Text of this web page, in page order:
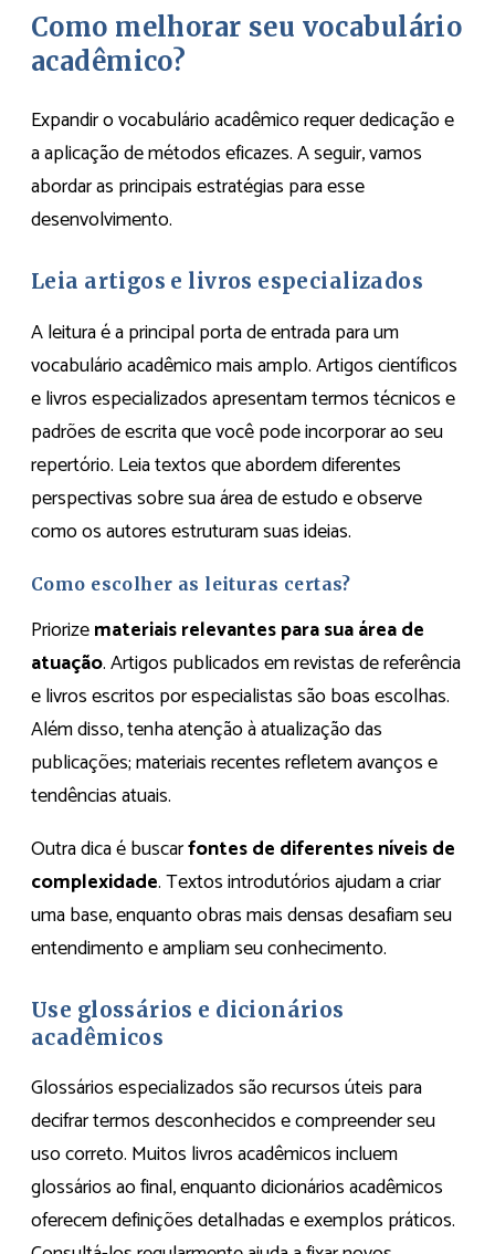
Como melhorar seu vocabulário
acadêmico?
Expandir o vocabulário acadêmico requer dedicação e
a aplicação de métodos eficazes. A seguir, vamos
abordar as principais estratégias para esse
desenvolvimento.
Leia artigos e livros especializados
A leitura é a principal porta de entrada para um
vocabulário acadêmico mais amplo. Artigos científicos
e livros especializados apresentam termos técnicos e
padrões de escrita que você pode incorporar ao seu
repertório. Leia textos que abordem diferentes
perspectivas sobre sua área de estudo e observe
como os autores estruturam suas ideias.
Como escolher as leituras certas?
Priorizemateriais relevantes para sua área de
atuação. Artigos publicados em revistas de referência
e livros escritos por especialistas são boas escolhas.
Além disso, tenha atenção à atualização das
publicações; materiais recentes refletem avanços e
tendências atuais.
Outra dica é buscarfontes de diferentes níveis de
complexidade. Textos introdutórios ajudam a criar
uma base, enquanto obras mais densas desafiam seu
entendimento e ampliam seu conhecimento.
Use glossários e dicionários
acadêmicos
Glossários especializados são recursos úteis para
decifrar termos desconhecidos e compreender seu
uso correto. Muitos livros acadêmicos incluem
glossários ao final, enquanto dicionários acadêmicos
oferecem definições detalhadas e exemplos práticos.